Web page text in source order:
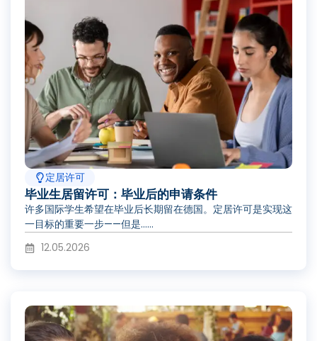
定居许可
毕业生居留许可：毕业后的申请条件
许多国际学生希望在毕业后长期留在德国。定居许可是实现这
一目标的重要一步——但是……
12.05.2026